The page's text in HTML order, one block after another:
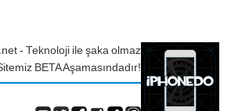
- Teknoloji ile şaka olmaz
BETA Aşamasındadır!